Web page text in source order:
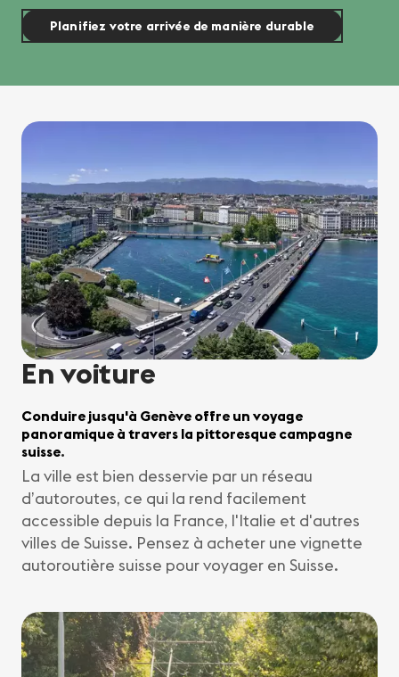
Planifiez votre arrivée de manière durable
En voiture
Conduire jusqu'à Genève offre un voyage
panoramique à travers la pittoresque campagne
suisse.
La ville est bien desservie par un réseau
d’autoroutes, ce qui la rend facilement
accessible depuis la France, l'Italie et d'autres
villes de Suisse. Pensez à acheter une vignette
autoroutière suisse pour voyager en Suisse.